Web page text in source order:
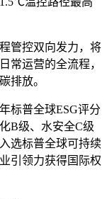
管控双向发力，将
常运营的全流程，
排放。
标普全球ESG评分
B级、水安全C级
选标普全球可持续
引领力获得国际权